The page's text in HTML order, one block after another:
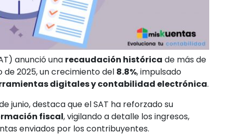
anunció una recaudación histórica de más de
2025, un crecimiento del 8.8%, impulsado
digitales y contabilidad electrónica.
junio, destaca que el SAT ha reforzado su
fiscal, vigilando a detalle los ingresos,
enviados por los contribuyentes.